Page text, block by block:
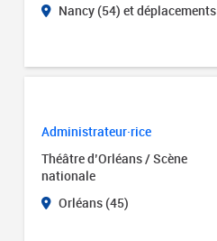
Nancy (54) et déplacements
Administrateur·rice
Théâtre d’Orléans / Scène
nationale
Orléans (45)